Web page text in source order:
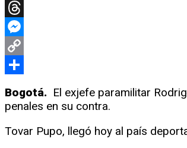
X
Threads
Messenger
Copy
Bogotá. El exjefe paramilitar
penales en su contra.
Tovar Pupo, llegó hoy al país